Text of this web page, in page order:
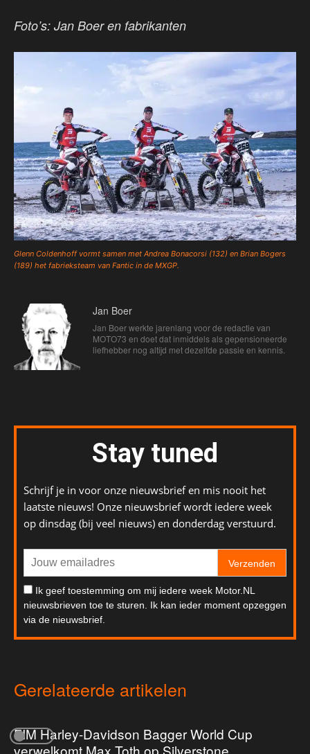
Foto’s: Jan Boer en fabrikanten
Glenn Coldenhoff vormt samen met Andrea Bonacorsi (132) en Brian Bogers
(189) het fabrieksteam van Fantic in de MXGP.
Jan Boer
Jan Boer werkte jarenlang voor de redactie van
MOTO73 en doet dat inmiddels als gepensioneerde
liefhebber nog altijd met dezelfde passie en kennis.
Stay tuned
Schrijf je in voor onze nieuwsbrief en mis nooit het
laatste nieuws! Onze nieuwsbrief wordt iedere week
op dinsdag (bij veel nieuws) en donderdag verstuurd.
Verzenden
Ik geef toestemming om mij iedere week Motor.NL
nieuwsbrieven toe te sturen. Ik kan ieder moment opzeggen
via de nieuwsbrief.
Gerelateerde artikelen
FIM Harley-Davidson Bagger World Cup